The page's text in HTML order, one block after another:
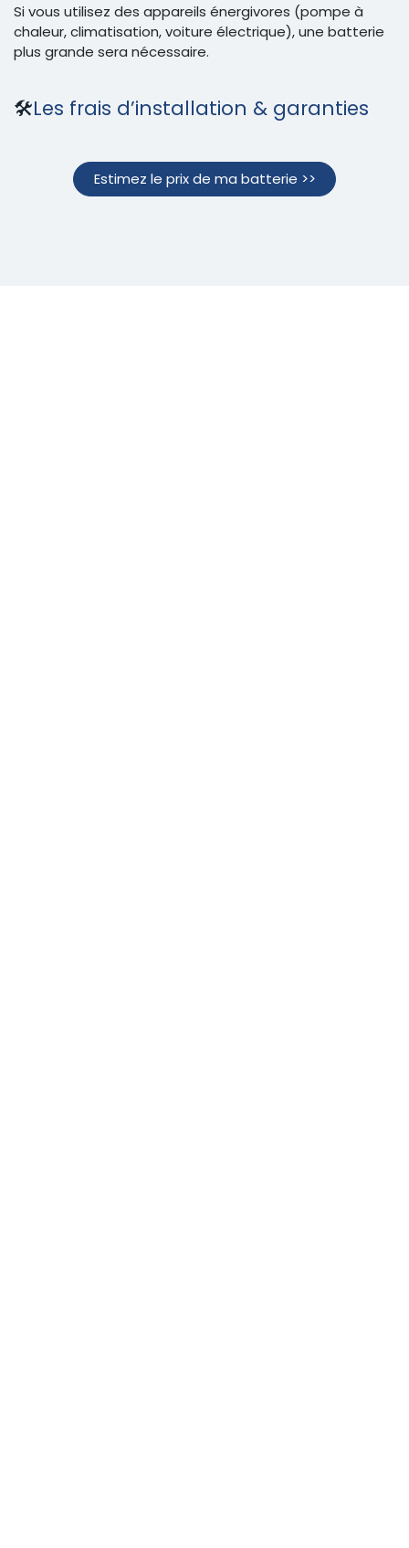
Si vous utilisez des appareils énergivores (pompe à
chaleur, climatisation, voiture électrique), une batterie
plus grande sera nécessaire.
🛠️Les frais d’installation & garanties
Estimez le prix de ma batterie >>